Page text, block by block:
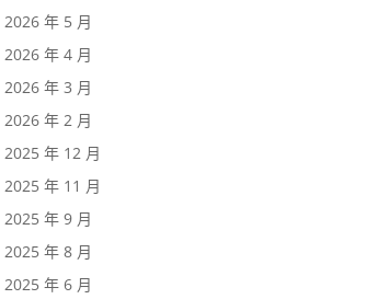
2026 年 5 月
2026 年 4 月
2026 年 3 月
2026 年 2 月
2025 年 12 月
2025 年 11 月
2025 年 9 月
2025 年 8 月
2025 年 6 月